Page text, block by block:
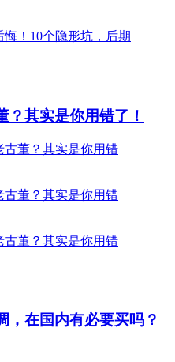
？其实是你用错了！
，在国内有必要买吗？